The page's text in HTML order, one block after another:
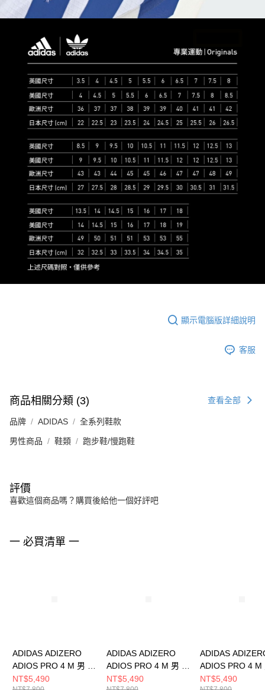
顯示電腦版詳細說明
客服
商品相關分類 (3) 查看全部
品牌 ADIDAS 全系列鞋款
男性商品 鞋類 跑步鞋/慢跑鞋
評價
喜歡這個商品嗎？購買後給他一個好評吧
一 必買清單 一
ADIDAS ADIZERO
ADIOS PRO 4 M 男 跑
步鞋 JR6369
NT$5,490
ADIDAS ADIZERO
ADIOS PRO 4 M 男 跑
步鞋 HQ7411
NT$5,490
ADIDAS
ADIOS PRO 4 M
步鞋 JP6623
NT$5,490